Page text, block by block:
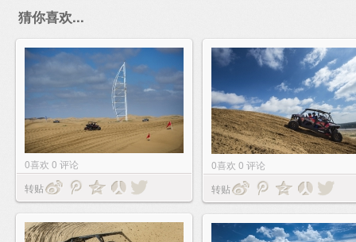
猜你喜欢...
0喜欢 0 评论
转贴
0喜欢 0 评论
转贴